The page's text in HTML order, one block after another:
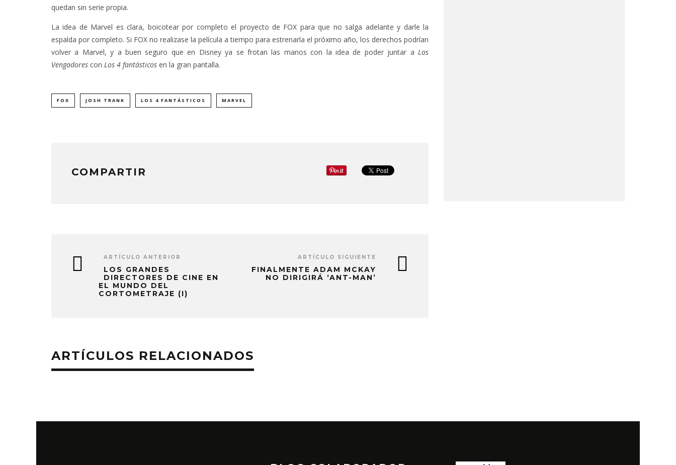
quedan sin serie propia.
La idea de Marvel es clara, boicotear por completo el proyecto de FOX para que no salga adelante y darle la
espalda por completo. Si FOX no realizase la película a tiempo para estrenarla el próximo año, los derechos podrían
volver a Marvel, y a buen seguro que en Disney ya se frotan las manos con la idea de poder juntar a Los
Vengadores con Los 4 fantásticos en la gran pantalla.
FOX JOSH TRANK LOS 4 FANTÁSTICOS MARVEL
COMPARTIR
ARTÍCULO ANTERIOR
LOS GRANDES
DIRECTORES DE CINE EN
EL MUNDO DEL
CORTOMETRAJE (I)
ARTÍCULO SIGUIENTE
FINALMENTE ADAM MCKAY
NO DIRIGIRÁ ‘ANT-MAN’
ARTÍCULOS RELACIONADOS